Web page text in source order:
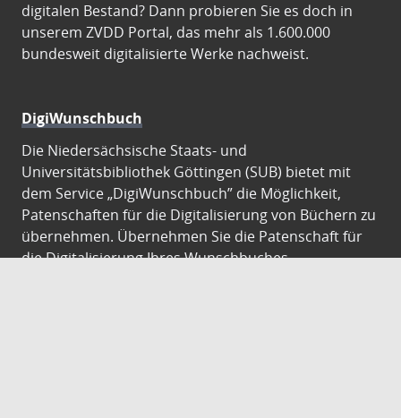
digitalen Bestand? Dann probieren Sie es doch in
unserem ZVDD Portal, das mehr als 1.600.000
bundesweit digitalisierte Werke nachweist.
DigiWunschbuch
Die Niedersächsische Staats- und
Universitätsbibliothek Göttingen (SUB) bietet mit
dem Service „DigiWunschbuch” die Möglichkeit,
Patenschaften für die Digitalisierung von Büchern zu
übernehmen. Übernehmen Sie die Patenschaft für
die Digitalisierung Ihres Wunschbuches.